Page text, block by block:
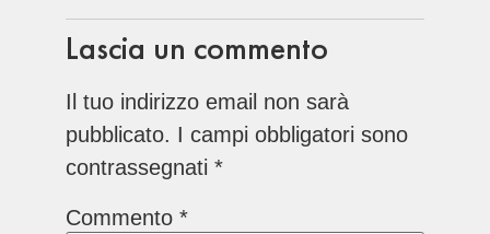
Lascia un commento
Il tuo indirizzo email non sarà
pubblicato. I campi obbligatori sono
contrassegnati *
Commento *